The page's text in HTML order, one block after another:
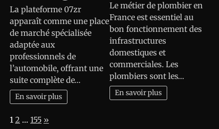
La plateforme 07zr
apparaît comme une place
de marché spécialisée
adaptée aux
professionnels de
l’automobile, offrant une
suite complète de…
En savoir plus
Le métier de plombier en
France est essentiel au
bon fonctionnement des
infrastructures
domestiques et
commerciales. Les
plombiers sont les…
En savoir plus
Page:
1 2 … 155 Next
»